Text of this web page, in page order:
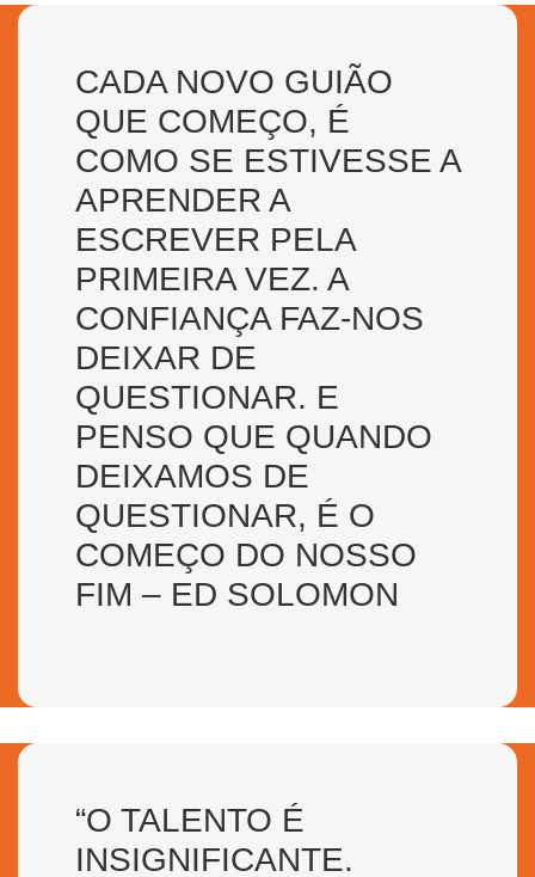
CADA NOVO GUIÃO
QUE COMEÇO, É
COMO SE ESTIVESSE A
APRENDER A
ESCREVER PELA
PRIMEIRA VEZ. A
CONFIANÇA FAZ-NOS
DEIXAR DE
QUESTIONAR. E
PENSO QUE QUANDO
DEIXAMOS DE
QUESTIONAR, É O
COMEÇO DO NOSSO
FIM – ED SOLOMON
“O TALENTO É
INSIGNIFICANTE.